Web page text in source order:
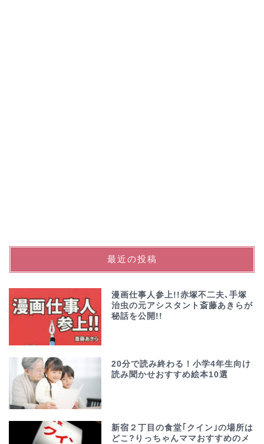
最近の投稿
漫画仕事人参上!!赤塚不二夫､手塚
治虫の元アシスタント斎藤あきらが
秘話を公開!!
20分で読み終わる！小学4年生向け
読み聞かせおすすめ絵本10選
新宿２丁目の食堂｢クイン｣の場所は
どこ?りっちゃんママおすすめのメ